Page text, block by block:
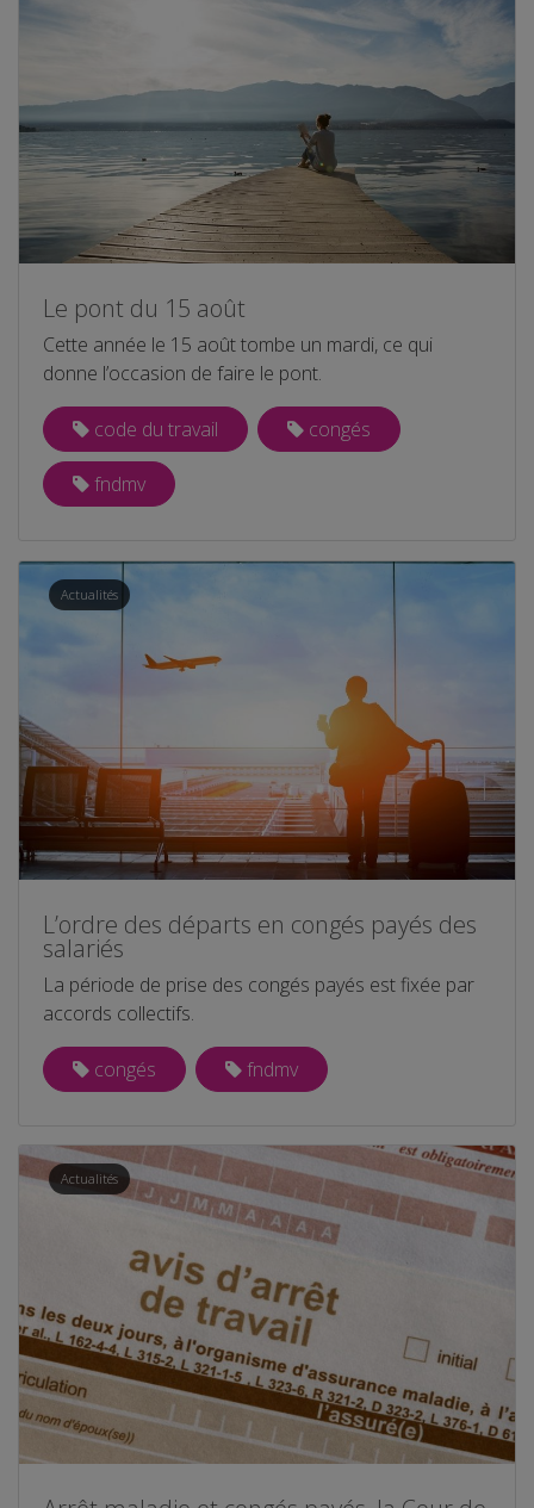
Le pont du 15 août
Cette année le 15 août tombe un mardi, ce qui
donne l’occasion de faire le pont.
code du travail congés
fndmv
Actualités
L’ordre des départs en congés payés des
salariés
La période de prise des congés payés est fixée par
accords collectifs.
congés fndmv
Actualités